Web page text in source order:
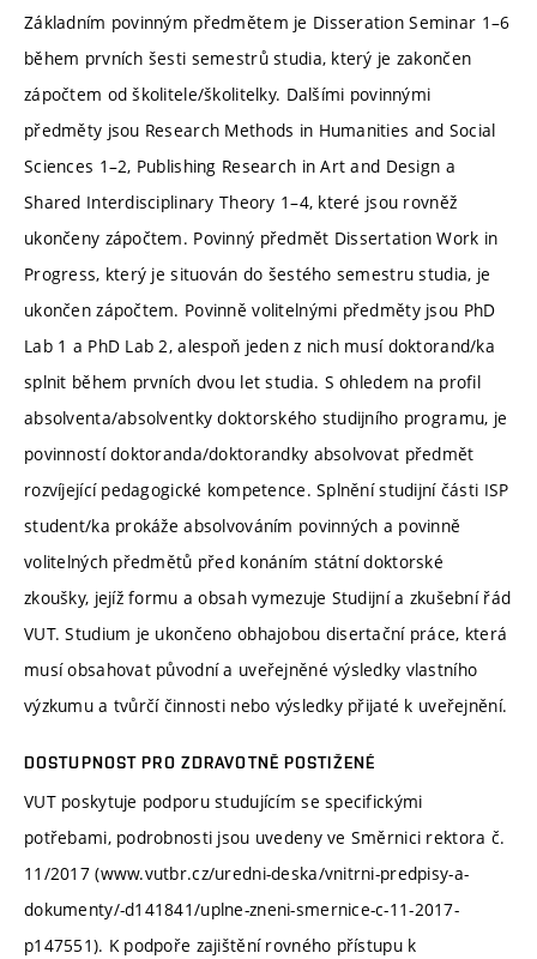
Základním povinným předmětem je Disseration Seminar 1–6
během prvních šesti semestrů studia, který je zakončen
zápočtem od školitele/školitelky. Dalšími povinnými
předměty jsou Research Methods in Humanities and Social
Sciences 1–2, Publishing Research in Art and Design a
Shared Interdisciplinary Theory 1–4, které jsou rovněž
ukončeny zápočtem. Povinný předmět Dissertation Work in
Progress, který je situován do šestého semestru studia, je
ukončen zápočtem. Povinně volitelnými předměty jsou PhD
Lab 1 a PhD Lab 2, alespoň jeden z nich musí doktorand/ka
splnit během prvních dvou let studia. S ohledem na profil
absolventa/absolventky doktorského studijního programu, je
povinností doktoranda/doktorandky absolvovat předmět
rozvíjející pedagogické kompetence. Splnění studijní části ISP
student/ka prokáže absolvováním povinných a povinně
volitelných předmětů před konáním státní doktorské
zkoušky, jejíž formu a obsah vymezuje Studijní a zkušební řád
VUT. Studium je ukončeno obhajobou disertační práce, která
musí obsahovat původní a uveřejněné výsledky vlastního
výzkumu a tvůrčí činnosti nebo výsledky přijaté k uveřejnění.
DOSTUPNOST PRO ZDRAVOTNĚ POSTIŽENÉ
VUT poskytuje podporu studujícím se specifickými
potřebami, podrobnosti jsou uvedeny ve Směrnici rektora č.
11/2017 (www.vutbr.cz/uredni-deska/vnitrni-predpisy-a-
dokumenty/-d141841/uplne-zneni-smernice-c-11-2017-
p147551). K podpoře zajištění rovného přístupu k